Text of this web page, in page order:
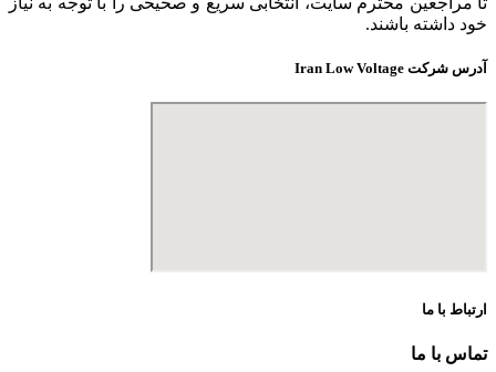
خود داشته باشند.
آدرس شرکت Iran Low Voltage
ارتباط با ما
تماس با ما